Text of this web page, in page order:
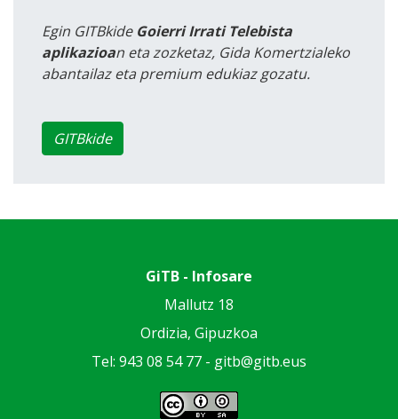
Egin GITBkide Goierri Irrati Telebista
aplikazioan eta zozketaz, Gida Komertzialeko
abantailaz eta premium edukiaz gozatu.
GITBkide
GiTB - Infosare
Mallutz 18
Ordizia, Gipuzkoa
Tel: 943 08 54 77 - gitb@gitb.eus